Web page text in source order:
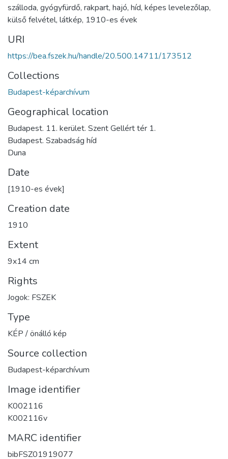
szálloda, gyógyfürdő, rakpart, hajó, híd, képes levelezőlap,
külső felvétel, látkép, 1910-es évek
URI
https://bea.fszek.hu/handle/20.500.14711/173512
Collections
Budapest-képarchívum
Geographical location
Budapest. 11. kerület. Szent Gellért tér 1.
Budapest. Szabadság híd
Duna
Date
[1910-es évek]
Creation date
1910
Extent
9x14 cm
Rights
Jogok: FSZEK
Type
KÉP / önálló kép
Source collection
Budapest-képarchívum
Image identifier
K002116
K002116v
MARC identifier
bibFSZ01919077